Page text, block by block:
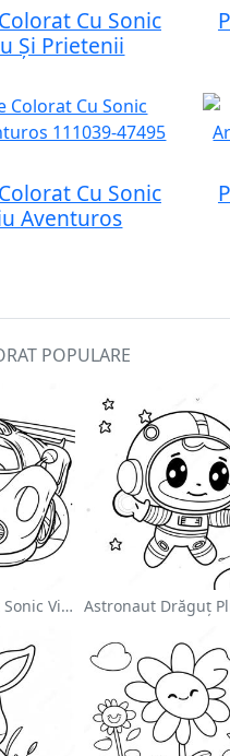
Cu Sonic
Și Prietenii
Cu Sonic
Aventuros
POPULARE
Pagina De Colorat Sonic Viteza